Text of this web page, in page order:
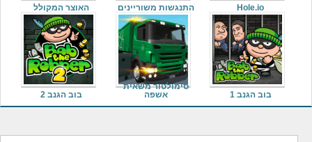
Hole.io התנגשות משוריינים האוצר המקולל
בוב הגנב 1
סימולטור משאית
אשפה
בוב הגנב 2